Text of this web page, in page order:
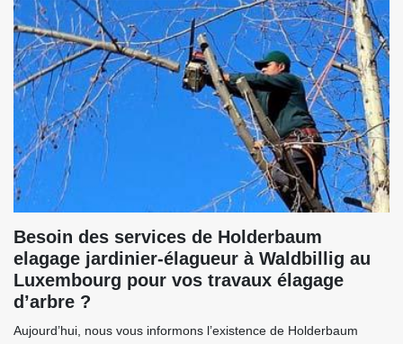
Besoin des services de Holderbaum
elagage jardinier-élagueur à Waldbillig au
Luxembourg pour vos travaux élagage
d’arbre ?
Aujourd’hui, nous vous informons l’existence de Holderbaum